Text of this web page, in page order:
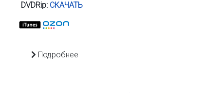
DVDRip: СКАЧАТЬ
Подробнее